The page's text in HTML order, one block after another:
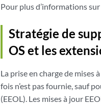
Pour plus d’informations
Stratégie de
OS et les
La prise en charge de mises
fois n’est pas fournie, sauf
(EEOL). Les mises à jour